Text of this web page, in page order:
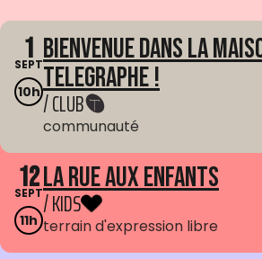
1
SEPT
10h
Bienvenue dans La
Telegraphe !
/ CLUB
communauté
12
SEPT
11h
La Rue aux enfants
/ KIDS
terrain d'expression libre